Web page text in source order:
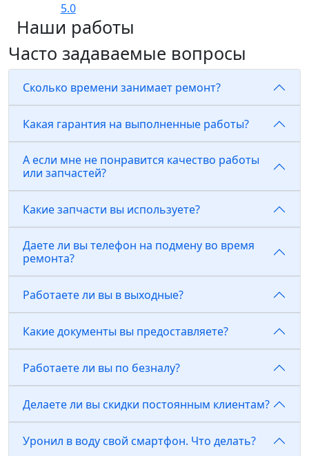
5.0
Наши работы
Часто задаваемые вопросы
Сколько времени занимает ремонт?
Какая гарантия на выполненные работы?
А если мне не понравится качество работы
или запчастей?
Какие запчасти вы используете?
Даете ли вы телефон на подмену во время
ремонта?
Работаете ли вы в выходные?
Какие документы вы предоставляете?
Работаете ли вы по безналу?
Делаете ли вы скидки постоянным клиентам?
Уронил в воду свой смартфон. Что делать?